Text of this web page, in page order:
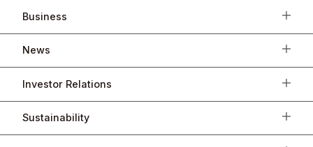
Business
News
Investor Relations
Sustainability